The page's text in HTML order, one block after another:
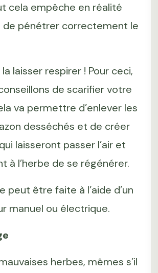
cela empêche en réalité
de pénétrer correctement le
laisser respirer ! Pour ceci,
de scarifier votre
va permettre d’enlever les
desséchés et de créer
laisseront passer l’air et
à l’herbe de se régénérer.
peut être faite à l’aide d’un
manuel ou électrique.
herbes, mêmes s’il